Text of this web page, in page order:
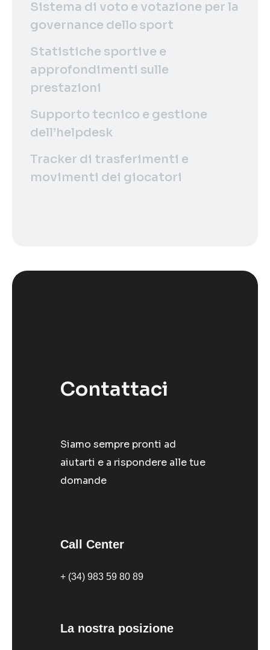
Sistema di voto e votazione per la
governance dello sport
Statistiche sportive e
approfondimenti sulle
prestazioni
Supporto tecnico e gestione
dell’helpdesk
Tracker di trasferimenti e
movimenti dei giocatori
Contattaci
Siamo sempre pronti ad
aiutarti e a rispondere alle tue
domande
Call Center
+ (34) 983 59 80 89
La nostra posizione